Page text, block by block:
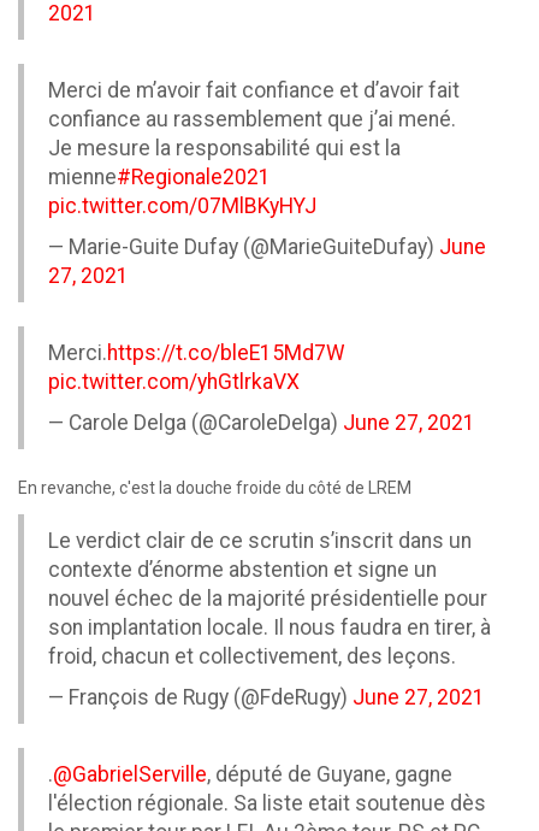
2021
Merci de m’avoir fait confiance et d’avoir fait
confiance au rassemblement que j’ai mené.
Je mesure la responsabilité qui est la
mienne#Regionale2021
pic.twitter.com/07MlBKyHYJ
— Marie-Guite Dufay (@MarieGuiteDufay) June
27, 2021
Merci.https://t.co/bleE15Md7W
pic.twitter.com/yhGtlrkaVX
— Carole Delga (@CaroleDelga) June 27, 2021
En revanche, c'est la douche froide du côté de LREM
Le verdict clair de ce scrutin s’inscrit dans un
contexte d’énorme abstention et signe un
nouvel échec de la majorité présidentielle pour
son implantation locale. Il nous faudra en tirer, à
froid, chacun et collectivement, des leçons.
— François de Rugy (@FdeRugy) June 27, 2021
.@GabrielServille, député de Guyane, gagne
l'élection régionale. Sa liste etait soutenue dès